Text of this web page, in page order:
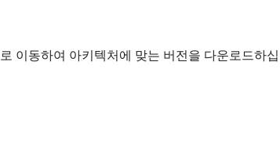
로 이동하여 아키텍처에 맞는 버전을 다운로드하십